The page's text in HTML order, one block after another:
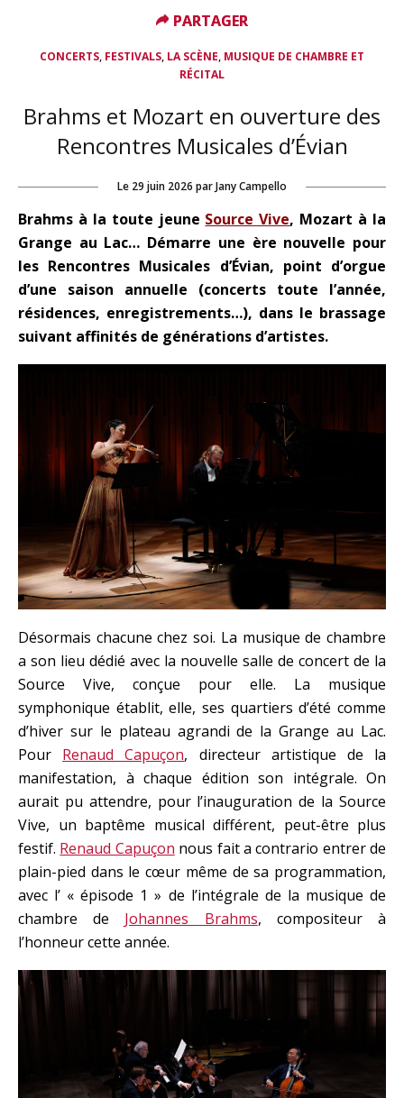
CONCERTS, FESTIVALS, LA SCÈNE, MUSIQUE DE CHAMBRE ET
RÉCITAL
Brahms et Mozart en ouverture des
Rencontres Musicales d’Évian
Le 29 juin 2026 parJany Campello
Brahms à la toute jeune Source Vive, Mozart à la
Grange au Lac… Démarre une ère nouvelle pour
les Rencontres Musicales d’Évian, point d’orgue
d’une saison annuelle (concerts toute l’année,
résidences, enregistrements…), dans le brassage
suivant affinités de générations d’artistes.
Désormais chacune chez soi. La musique de chambre
a son lieu dédié avec la nouvelle salle de concert de la
Source Vive, conçue pour elle. La musique
symphonique établit, elle, ses quartiers d’été comme
d’hiver sur le plateau agrandi de la Grange au Lac.
Pour Renaud Capuçon, directeur artistique de la
manifestation, à chaque édition son intégrale. On
aurait pu attendre, pour l’inauguration de la Source
Vive, un baptême musical différent, peut-être plus
festif. Renaud Capuçon nous fait a contrario entrer de
plain-pied dans le cœur même de sa programmation,
avec l’ « épisode 1 » de l’intégrale de la musique de
chambre de Johannes Brahms, compositeur à
l’honneur cette année.
PARTAGER
PARTAGER